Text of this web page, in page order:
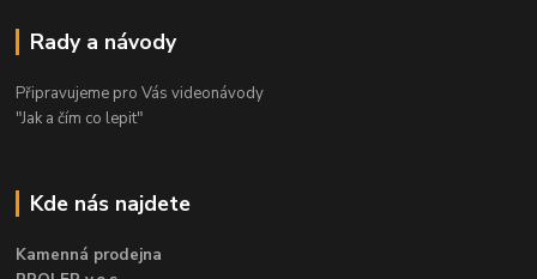
Rady a návody
Připravujeme pro Vás videonávody
"Jak a čím co lepit"
Kde nás najdete
Kamenná prodejna